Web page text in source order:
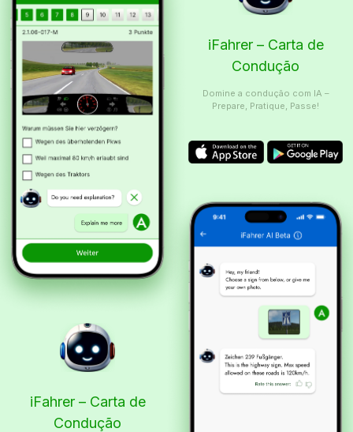
iFahrer – Carta de
Condução
iFahrer – Carta de
Condução
Domine a condução com IA –
Prepare, Pratique, Passe!